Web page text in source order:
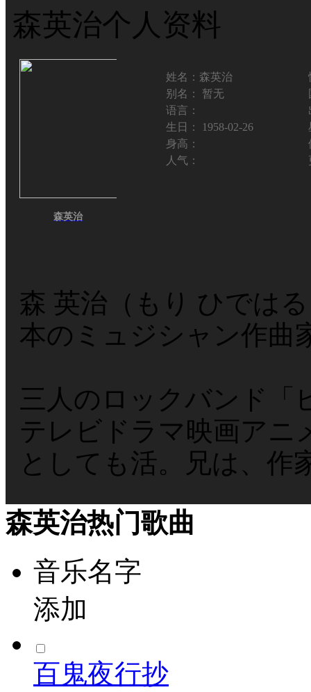
森英治个人资料
森英治
姓名： 森英治
别名：
暂无
语言：
生日：
1958-02-26
身高：
人气：
森 英治（もり ひでは
本のミュジシャン作曲
三人のロックバンド「
テレビドラマ映画アニ
としても活。兄は、作
森英治热门歌曲
音乐名字
添加
百鬼夜行抄